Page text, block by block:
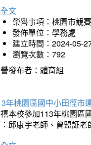
文
榮譽事項：桃園市競賽
發佈單位：學務處
建立時間：2024-05-
瀏覽次數：792
發布者：體育組
年桃園區國中小田徑市
本校參加113年桃園區
邱康宇老師、曾盟証老